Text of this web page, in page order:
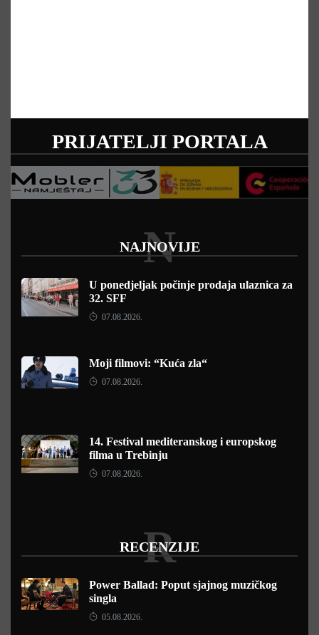
PRIJATELJI PORTALA
NAJNOVIJE
N
U ponedjeljak počinje prodaja ulaznica za
32. SFF
07.08.2026.
Moji filmovi: “Kuća zla“
07.08.2026.
14. Festival mediteranskog i europskog
filma u Trebinju
07.08.2026.
RECENZIJE
R
Power Ballad: Poput sjajnog muzičkog
singla
05.08.2026.